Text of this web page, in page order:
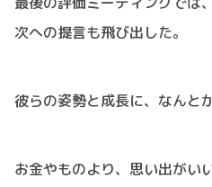
次への提言も飛び出した。
彼らの姿勢と成長に、なんと
お金やものより、思い出がい